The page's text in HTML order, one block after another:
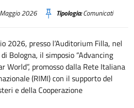
2026 Tipologia:Comunicati
2026, presso l’Auditorium Filla, nel
Bologna, il simposio “Advancing
World”, promosso dalla Rete Italiana
(RIMI) con il supporto del
e della Cooperazione